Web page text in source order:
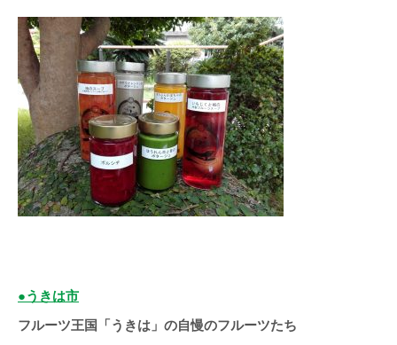
●うきは市
フルーツ王国「うきは」の自慢のフルーツたち